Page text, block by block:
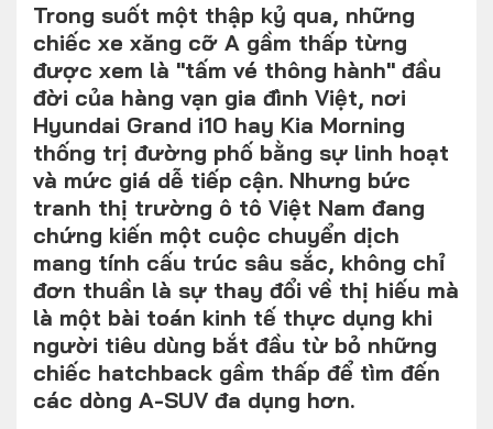
Video
TRA CỨU XE
HÃNG XE MODEL
DÒNG XE
FOLLOW US
Trong suốt một thập kỷ qua, những
chiếc xe xăng cỡ A gầm thấp từng
được xem là "tấm vé thông hành" đầu
đời của hàng vạn gia đình Việt, nơi
Hyundai Grand i10 hay Kia Morning
thống trị đường phố bằng sự linh hoạt
và mức giá dễ tiếp cận. Nhưng bức
tranh thị trường ô tô Việt Nam đang
chứng kiến một cuộc chuyển dịch
mang tính cấu trúc sâu sắc, không chỉ
đơn thuần là sự thay đổi về thị hiếu mà
là một bài toán kinh tế thực dụng khi
người tiêu dùng bắt đầu từ bỏ những
chiếc hatchback gầm thấp để tìm đến
các dòng A-SUV đa dụng hơn.